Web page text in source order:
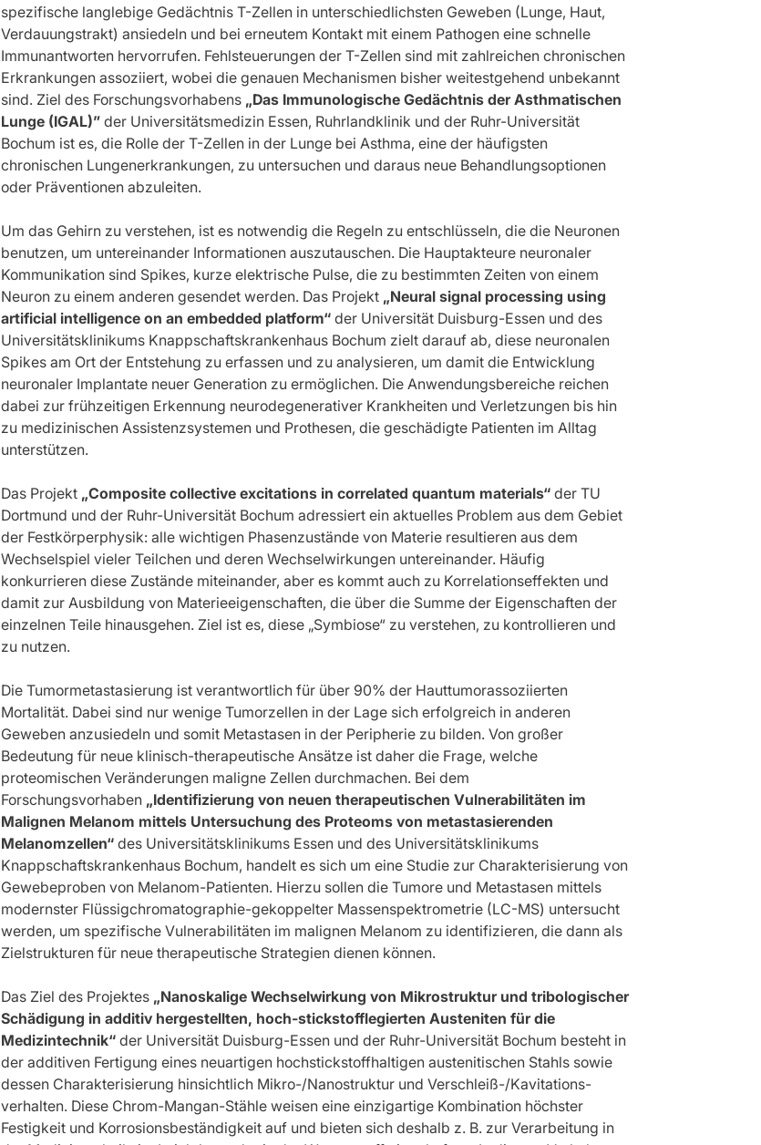
spezifische langlebige Gedächtnis T-Zellen in unterschiedlichsten Geweben (Lunge, Haut,
Verdauungstrakt) ansiedeln und bei erneutem Kontakt mit einem Pathogen eine schnelle
Immunantworten hervorrufen. Fehlsteuerungen der T-Zellen sind mit zahlreichen chronischen
Erkrankungen assoziiert, wobei die genauen Mechanismen bisher weitestgehend unbekannt
sind. Ziel des Forschungsvorhabens „Das Immunologische Gedächtnis der Asthmatischen
Lunge (IGAL)” der Universitätsmedizin Essen, Ruhrlandklinik und der Ruhr-Universität
Bochum ist es, die Rolle der T-Zellen in der Lunge bei Asthma, eine der häufigsten
chronischen Lungenerkrankungen, zu untersuchen und daraus neue Behandlungsoptionen
oder Präventionen abzuleiten.
Um das Gehirn zu verstehen, ist es notwendig die Regeln zu entschlüsseln, die die Neuronen
benutzen, um untereinander Informationen auszutauschen. Die Hauptakteure neuronaler
Kommunikation sind Spikes, kurze elektrische Pulse, die zu bestimmten Zeiten von einem
Neuron zu einem anderen gesendet werden. Das Projekt „Neural signal processing using
artificial intelligence on an embedded platform“ der Universität Duisburg-Essen und des
Universitätsklinikums Knappschaftskrankenhaus Bochum zielt darauf ab, diese neuronalen
Spikes am Ort der Entstehung zu erfassen und zu analysieren, um damit die Entwicklung
neuronaler Implantate neuer Generation zu ermöglichen. Die Anwendungsbereiche reichen
dabei zur frühzeitigen Erkennung neurodegenerativer Krankheiten und Verletzungen bis hin
zu medizinischen Assistenzsystemen und Prothesen, die geschädigte Patienten im Alltag
unterstützen.
Das Projekt „Composite collective excitations in correlated quantum materials“ der TU
Dortmund und der Ruhr-Universität Bochum adressiert ein aktuelles Problem aus dem Gebiet
der Festkörperphysik: alle wichtigen Phasenzustände von Materie resultieren aus dem
Wechselspiel vieler Teilchen und deren Wechselwirkungen untereinander. Häufig
konkurrieren diese Zustände miteinander, aber es kommt auch zu Korrelationseffekten und
damit zur Ausbildung von Materieeigenschaften, die über die Summe der Eigenschaften der
einzelnen Teile hinausgehen. Ziel ist es, diese „Symbiose“ zu verstehen, zu kontrollieren und
zu nutzen.
Die Tumormetastasierung ist verantwortlich für über 90% der Hauttumorassoziierten
Mortalität. Dabei sind nur wenige Tumorzellen in der Lage sich erfolgreich in anderen
Geweben anzusiedeln und somit Metastasen in der Peripherie zu bilden. Von großer
Bedeutung für neue klinisch-therapeutische Ansätze ist daher die Frage, welche
proteomischen Veränderungen maligne Zellen durchmachen. Bei dem
Forschungsvorhaben „Identifizierung von neuen therapeutischen Vulnerabilitäten im
Malignen Melanom mittels Untersuchung des Proteoms von metastasierenden
Melanomzellen“ des Universitätsklinikums Essen und des Universitätsklinikums
Knappschaftskrankenhaus Bochum, handelt es sich um eine Studie zur Charakterisierung von
Gewebeproben von Melanom-Patienten. Hierzu sollen die Tumore und Metastasen mittels
modernster Flüssigchromatographie-gekoppelter Massenspektrometrie (LC-MS) untersucht
werden, um spezifische Vulnerabilitäten im malignen Melanom zu identifizieren, die dann als
Zielstrukturen für neue therapeutische Strategien dienen können.
Das Ziel des Projektes „Nanoskalige Wechselwirkung von Mikrostruktur und tribologischer
Schädigung in additiv hergestellten, hoch-stickstofflegierten Austeniten für die
Medizintechnik“ der Universität Duisburg-Essen und der Ruhr-Universität Bochum besteht in
der additiven Fertigung eines neuartigen hochstickstoffhaltigen austenitischen Stahls sowie
dessen Charakterisierung hinsichtlich Mikro-/Nanostruktur und Verschleiß-/Kavitations-
verhalten. Diese Chrom-Mangan-Stähle weisen eine einzigartige Kombination höchster
Festigkeit und Korrosionsbeständigkeit auf und bieten sich deshalb z. B. zur Verarbeitung in